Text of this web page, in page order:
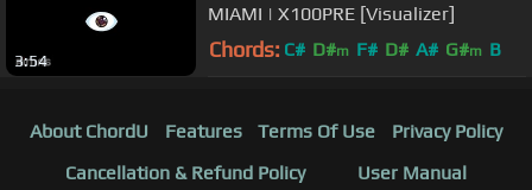
3:54
MIAMI | X100PRE [Visualizer]
Chords: C# D#m F# D# A# G#m B
About ChordU Features Terms Of Use
Privacy Policy
Cancellation & Refund Policy
User Manual